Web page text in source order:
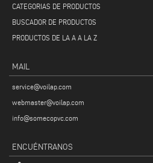
CATEGORIAS DE PRODUCTOS
BUSCADOR DE PRODUCTOS
PRODUCTOS DE LA A A LA Z
MAIL
service@voilap.com
webmaster@voilap.com
info@somecopvc.com
ENCUÉNTRANOS